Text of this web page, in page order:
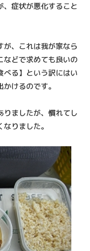
、症状が悪化すること
、これは我が家なら
などで求めても良いの
べる】という訳にはい
けるのです。
ましたが、慣れてし
りました。